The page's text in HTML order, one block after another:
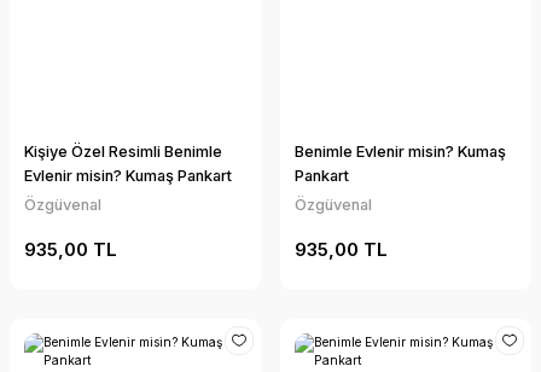
Kişiye Özel Resimli Benimle
Evlenir misin? Kumaş Pankart
Özgüvenal
935,00 TL
Benimle Evlenir misin? Kumaş
Pankart
Özgüvenal
935,00 TL